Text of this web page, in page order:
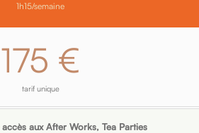
1h15/semaine
175 €
tarif unique
aux After Works, Tea Parties